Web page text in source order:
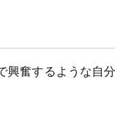
奮するような自